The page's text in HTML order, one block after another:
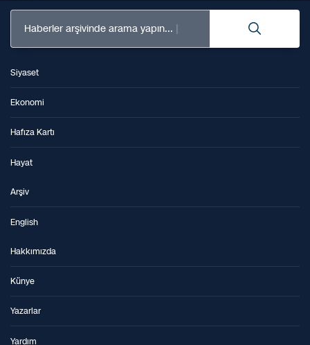
Haberler arşivinde arama yapın...
Siyaset
Ekonomi
Hafıza Kartı
Hayat
Arşiv
English
Hakkımızda
Künye
Yazarlar
Yardım